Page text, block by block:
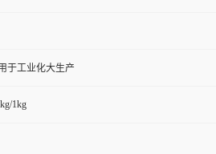
于工业化大生产
1kg